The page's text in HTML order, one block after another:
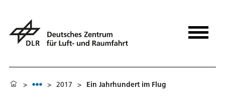
> > 2017 > Ein Jahrhundert im Flug